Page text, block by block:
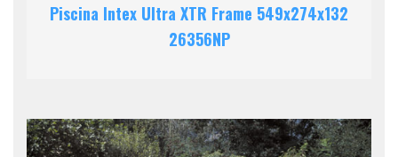
Piscina Intex Ultra XTR Frame 549x274x132
26356NP